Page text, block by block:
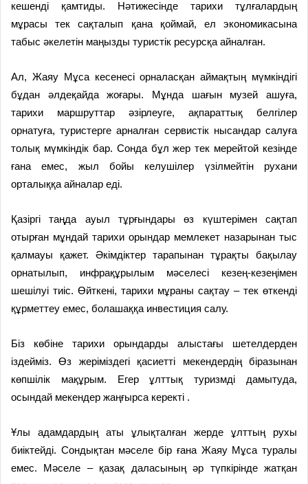
кешенді қамтиды. Нәтижесінде тарихи тұлғалардың
мұрасы тек сақталып қана қоймай, ел экономикасына
табыс әкелетін маңызды туристік ресурсқа айналған.
Ал, Жаяу Мұса кесенесі орналасқан аймақтың мүмкіндігі
бұдан әлдеқайда жоғары. Мұнда шағын музей ашуға,
тарихи маршруттар әзірлеуге, ақпараттық белгілер
орнатуға, туристерге арналған сервистік нысандар салуға
толық мүмкіндік бар. Сонда бұл жер тек мерейтой кезінде
ғана емес, жыл бойы келушілер үзілмейтін рухани
орталыққа айналар еді.
Қазіргі таңда ауыл тұрғындары өз күштерімен сақтап
отырған мұндай тарихи орындар мемлекет назарынан тыс
қалмауы қажет. Әкімдіктер тарапынан тұрақты бақылау
орнатылып, инфрақұрылым мәселесі кезең-кезеңімен
шешілуі тиіс. Өйт­кені, тарихи мұраны сақтау – тек өткенді
құрметтеу емес, болашаққа инвестиция салу.
Біз көбіне тарихи орындарды алыстағы шетелдерден
іздейміз. Өз жеріміздегі қасиетті мекендердің біразынан
көпшілік мақұрым. Егер ұлттық туризмді дамытуда,
осындай мекендер жаңғырса керекті .
Ұлы адамдардың аты ұлық­талған жерде ұлттың рухы
биіктейді. Сондықтан мәселе бір ғана Жаяу Мұса туралы
емес. Мәселе – қазақ даласының әр түпкірінде жатқан